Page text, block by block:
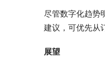
尽管数字化趋势
建议，可优先从
展望